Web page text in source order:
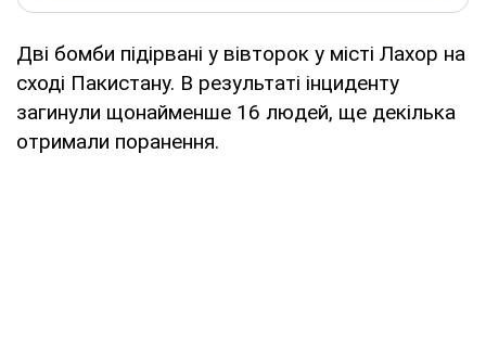
Дві бомби підірвані у вівторок у місті Лахор на
сході Пакистану. В результаті інциденту
загинули щонайменше 16 людей, ще декілька
отримали поранення.